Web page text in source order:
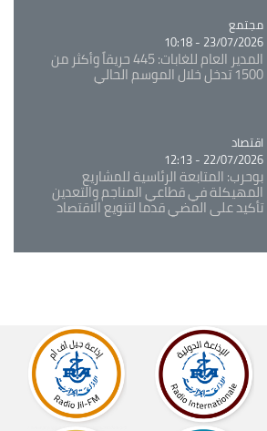
Catégorie
مجتمع
23/07/2026 - 10:18
المدير العام للغابات: 445 حريقاً وأكثر من
1500 تدخل خلال الموسم الحالي
Catégorie
اقتصاد
22/07/2026 - 12:13
بوحرب: المتابعة الرئاسية للمشاريع
المهيكلة في قطاعي المناجم والتعدين
تأكيد على المضي قدما لتنويع الاقتصاد